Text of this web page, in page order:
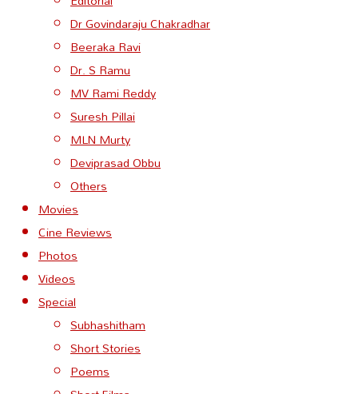
Dr Govindaraju Chakradhar
Beeraka Ravi
Dr. S Ramu
MV Rami Reddy
Suresh Pillai
MLN Murty
Deviprasad Obbu
Others
Movies
Cine Reviews
Photos
Videos
Special
Subhashitham
Short Stories
Poems